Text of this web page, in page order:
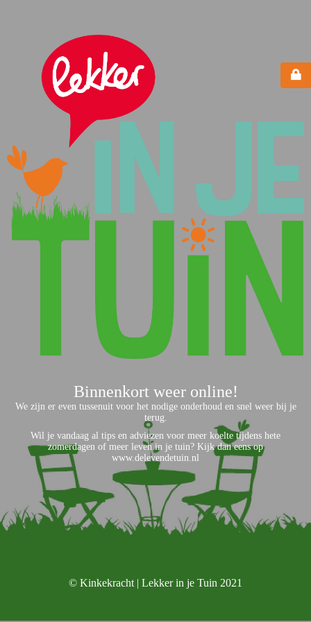
Binnenkort weer online!
We zijn er even tussenuit voor het nodige onderhoud en snel weer bij je
terug.
Wil je vandaag al tips en adviezen voor meer koelte tijdens hete
zomerdagen of meer leven in je tuin? Kijk dan eens op
www.delevendetuin.nl
© Kinkekracht | Lekker in je Tuin 2021